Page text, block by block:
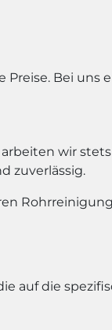
Bei
arbeiten wir
zuverlässig.
auf die